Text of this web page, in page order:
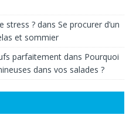
stress ? dans Se procurer d’un
et sommier
parfaitement dans Pourquoi
dans vos salades ?